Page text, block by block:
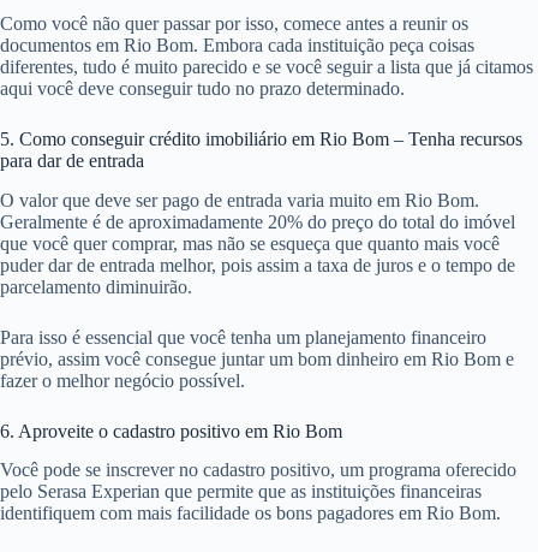
Como você não quer passar por isso, comece antes a reunir os
documentos em Rio Bom. Embora cada instituição peça coisas
diferentes, tudo é muito parecido e se você seguir a lista que já citamos
aqui você deve conseguir tudo no prazo determinado.
5. Como conseguir crédito imobiliário em Rio Bom – Tenha recursos
para dar de entrada
O valor que deve ser pago de entrada varia muito em Rio Bom.
Geralmente é de aproximadamente 20% do preço do total do imóvel
que você quer comprar, mas não se esqueça que quanto mais você
puder dar de entrada melhor, pois assim a taxa de juros e o tempo de
parcelamento diminuirão.
Para isso é essencial que você tenha um planejamento financeiro
prévio, assim você consegue juntar um bom dinheiro em Rio Bom e
fazer o melhor negócio possível.
6. Aproveite o cadastro positivo em Rio Bom
Você pode se inscrever no cadastro positivo, um programa oferecido
pelo Serasa Experian que permite que as instituições financeiras
identifiquem com mais facilidade os bons pagadores em Rio Bom.